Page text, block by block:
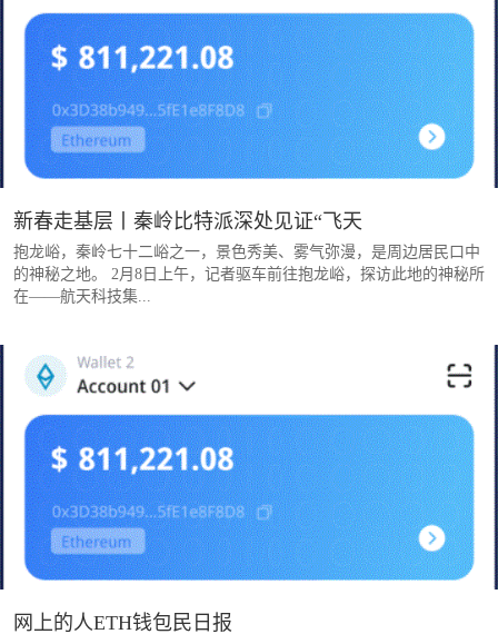
新春走基层丨秦岭比特派深处见证“飞天
抱龙峪，秦岭七十二峪之一，景色秀美、雾气弥漫，是周边居民口中
的神秘之地。 2月8日上午，记者驱车前往抱龙峪，探访此地的神秘所
在——航天科技集...
网上的人ETH钱包民日报